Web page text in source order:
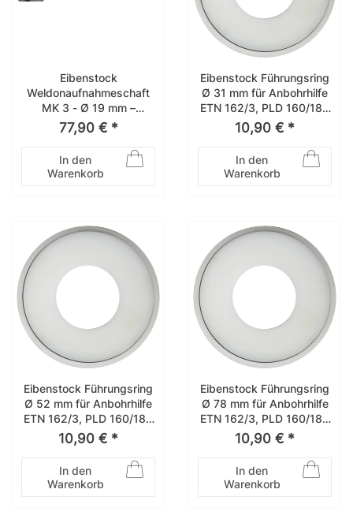
Eibenstock
Weldonaufnahmeschaft
MK 3 - Ø 19 mm –
33125000
77,90 € *
In den
Warenkorb
Eibenstock Führungsring
Ø 31 mm für Anbohrhilfe
ETN 162/3, PLD 160/182
– 35841031
10,90 € *
In den
Warenkorb
Eibenstock Führungsring
Ø 52 mm für Anbohrhilfe
ETN 162/3, PLD 160/182
– 35841052
10,90 € *
In den
Warenkorb
Eibenstock Führungsring
Ø 78 mm für Anbohrhilfe
ETN 162/3, PLD 160/182
– 35841078
10,90 € *
In den
Warenkorb